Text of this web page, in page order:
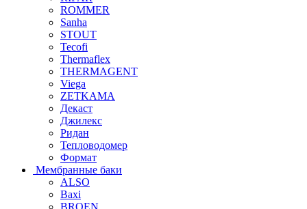
ROMMER
Sanha
STOUT
Tecofi
Thermaflex
THERMAGENT
Viega
ZETKAMA
Декаст
Джилекс
Ридан
Тепловодомер
Формат
Мембранные баки
ALSO
Baxi
BROEN